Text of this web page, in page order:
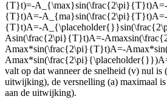
{T}t)=-
{T}t)A=-
{T}t)A=-
Asin(\frac{2\pi}{T}t)A=-
Amax*sin(\frac{2\pi}{T}t)A=-
valt op dat wanneer de snelheid (v) nul is
uitwijking), de versnelling (a) maximaal is
aan de uitwijking).